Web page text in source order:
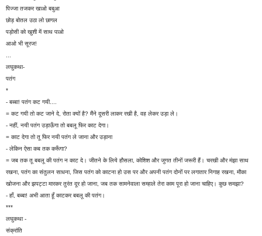
पिज्जा तजकर खाओ बबुआ
छोड़ बोतल उठा लो छागल
पड़ोसी को खुशी में साथ पाओ
आओ भी सूरज!
लघुकथा-
पतंग
*
- बब्बा! पतंग कट गयी....
= कट गयी तो कट जाने दे, रोता क्यों है? मैंने दूसरी लाकर रखी है, वह लेकर उड़ा ले।
- नहीं, नयी पतंग उड़ाऊँगा तो बबलू फिर काट देगा।
= काट देगा तो तू फिर नयी पतंग ले जाना और उड़ाना
- लेकिन ऐसा कब तक करूँगा?
= जब तक तू बबलू की पतंग न काट दे। जीतने के लिये हौसला, कोशिश और जुगत तीनों जरूरी हैं। चरखी और मंझा साथ
रखना, पतंग का संतुलन साधना, जिस पतंग को काटना हो उस पर और अपनी पतंग दोनों पर लगातार निगाह रखना, मौका
खोजना और झपट्टा मारकर तुरंत दूर हो जाना, जब तक सामनेवाला सम्हाले तेरा काम पूरा हो जाना चाहिए। कुछ समझा?
- हाँ, बब्बा! अभी आता हूँ काटकर बबलू की पतंग।
***
लघुकथा -
संक्रांति